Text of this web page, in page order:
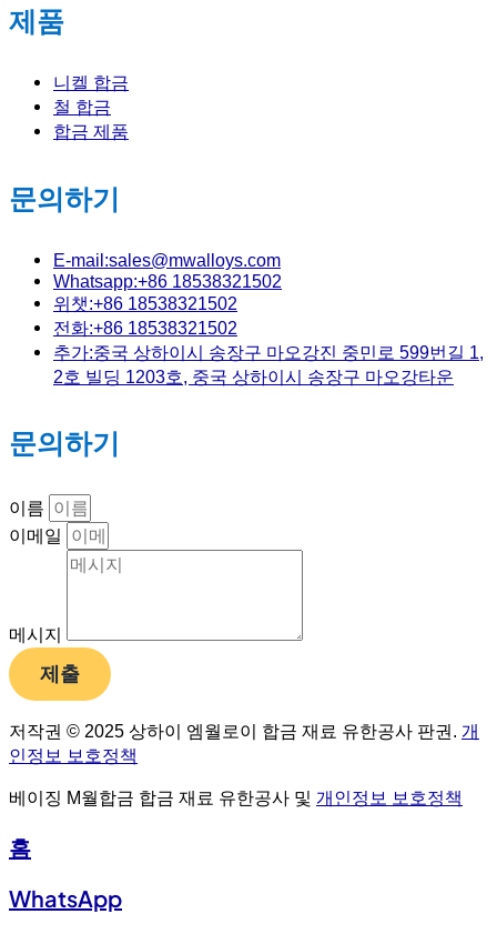
제품
니켈 합금
철 합금
합금 제품
문의하기
E-mail:sales@mwalloys.com
Whatsapp:+86 18538321502
위챗:+86 18538321502
전화:+86 18538321502
추가:중국 상하이시 송장구 마오강진 중민로 599번길 1,
2호 빌딩 1203호, 중국 상하이시 송장구 마오강타운
문의하기
이름
이메일
메시지
제출
저작권 © 2025 상하이 엠월로이 합금 재료 유한공사 판권. 개
인정보 보호정책
베이징 M월합금 합금 재료 유한공사 및 개인정보 보호정책
홈
WhatsApp